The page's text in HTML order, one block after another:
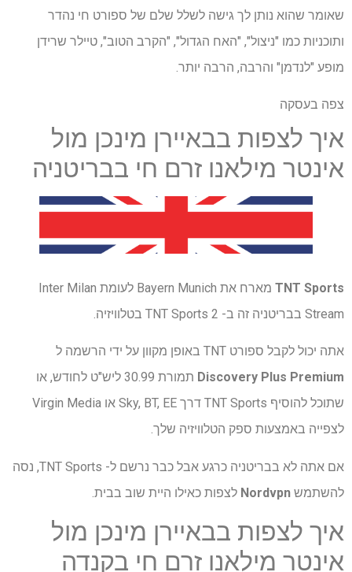
שאומר שהוא נותן לך גישה לשלל שלם של ספורט חי נהדר
ותוכניות כמו "ניצול", "האח הגדול", "הקרב הטוב", טיילר שרידן
מופע "לנדמן" והרבה, הרבה יותר.
צפה בעסקה
איך לצפות בבאיירן מינכן מול
אינטר מילאנו זרם חי בבריטניה
TNT Sports
מארח את Bayern Munich לעומת Inter Milan
Stream בבריטניה זה ב- TNT Sports 2 בטלוויזיה.
אתה יכול לקבל ספורט TNT באופן מקוון על ידי הרשמה ל
Discovery Plus Premium
תמורת 30.99 ליש"ט לחודש, או
שתוכל להוסיף TNT Sports דרך Sky, BT, EE או Virgin Media
לצפייה באמצעות ספק הטלוויזיה שלך.
אם אתה לא בבריטניה כרגע אבל כבר נרשם ל- TNT Sports, נסה
להשתמש Nordvpn לצפות כאילו היית שוב בבית.
איך לצפות בבאיירן מינכן מול
אינטר מילאנו זרם חי בקנדה